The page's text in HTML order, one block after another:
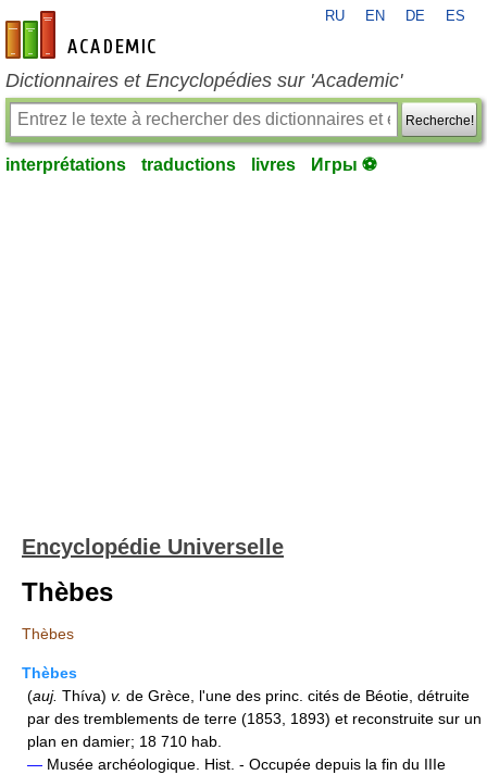
fr-academic.com
RU EN DE ES
Dictionnaires et Encyclopédies sur 'Academic'
Recherche!
interprétations traductions livres Игры ⚽
Encyclopédie Universelle
Thèbes
Thèbes
Thèbes
(auj. Thíva) v. de Grèce, l'une des princ. cités de Béotie, détruite
par des tremblements de terre (1853, 1893) et reconstruite sur un
plan en damier; 18 710 hab.
— Musée archéologique. Hist. - Occupée depuis la fin du IIIe